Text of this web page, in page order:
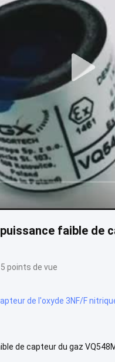
faible de
5 points de vue
de l'oxyde 3NF/F
de capteur du gaz